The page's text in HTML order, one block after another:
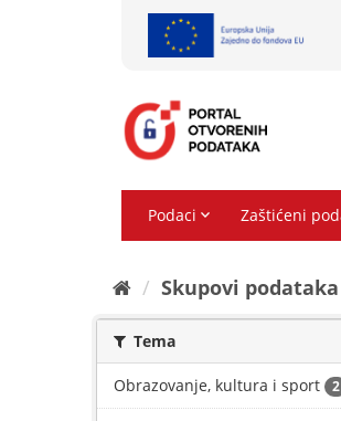
Skupovi podаtаkа
Tema
Obrazovanje, kultura i sport 2